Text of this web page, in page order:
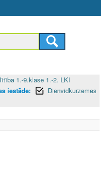
1.-9.klase 1.-2. LKI
iestāde:
Dienvidkurzemes